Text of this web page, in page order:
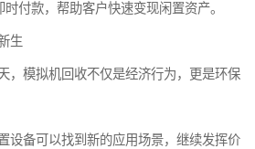
付款，帮助客户快速变现闲置资产。
生
，模拟机回收不仅是经济行为，更是环保
设备可以找到新的应用场景，继续发挥价